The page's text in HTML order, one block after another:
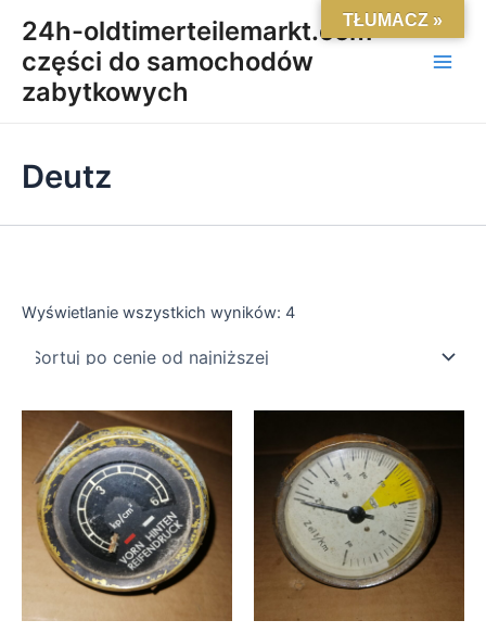
content
24h-oldtimerteilemarkt.com-
części do samochodów
zabytkowych
Main
Deutz
Wyświetlanie wszystkich wyników: 4
według
ceny:
od
niskiej
TŁUMACZ »